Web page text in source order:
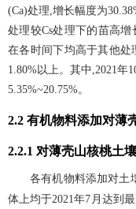
(Ca)处理,增长幅度为
处理较Cs处理下的苗高
在各时间下均高于其他处
1.80%以上。其中,2021年
5.35%~20.75%。
2.2 有机物料添加对薄
2.2.1 对薄壳山核桃土
各有机物料添加对土
体上均于2021年7月达到